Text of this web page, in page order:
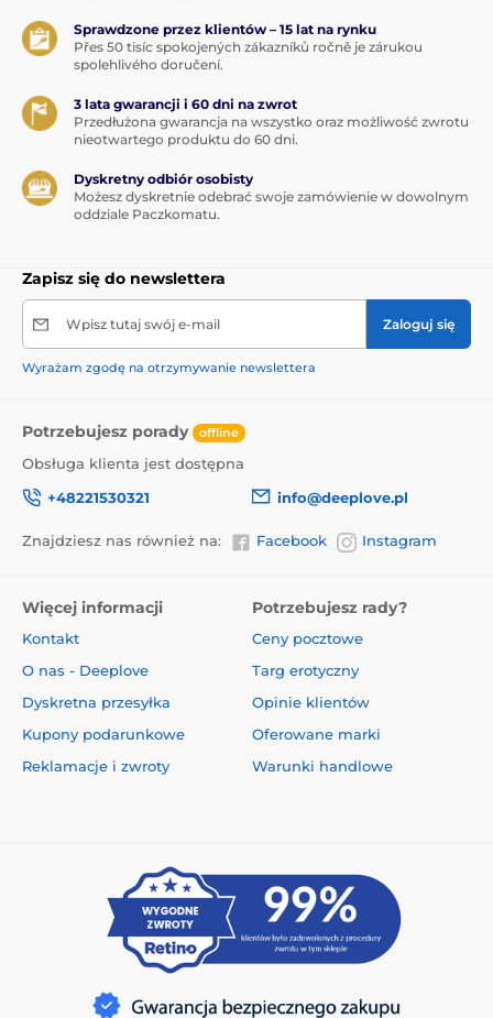
Sprawdzone przez klientów – 15 lat na rynku
Přes 50 tisíc spokojených zákazníků ročně je zárukou
spolehlivého doručení.
3 lata gwarancji i 60 dni na zwrot
Przedłużona gwarancja na wszystko oraz możliwość zwrotu
nieotwartego produktu do 60 dni.
Dyskretny odbiór osobisty
Możesz dyskretnie odebrać swoje zamówienie w dowolnym
oddziale Paczkomatu.
Zapisz się do newslettera
Wpisz tutaj swój e-mail Zaloguj się
Wyrażam zgodę na otrzymywanie newslettera
Potrzebujesz porady offline
Obsługa klienta jest dostępna
+48221530321
info@deeplove.pl
Znajdziesz nas również na: Facebook Instagram
Więcej informacji
Kontakt
O nas - Deeplove
Dyskretna przesyłka
Kupony podarunkowe
Reklamacje i zwroty
Potrzebujesz rady?
Ceny pocztowe
Targ erotyczny
Opinie klientów
Oferowane marki
Warunki handlowe